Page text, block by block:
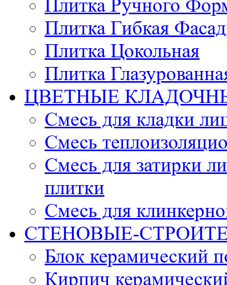
Плитка Ручного
Плитка Гибкая
Плитка Цокольная
Плитка
ЦВЕТНЫЕ
Смесь для кладки
Смесь
Смесь для затирки
плитки
Смесь для
СТЕНОВЫЕ-
Блок керамический
Кирпич